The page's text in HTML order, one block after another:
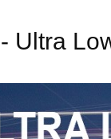
Ultra